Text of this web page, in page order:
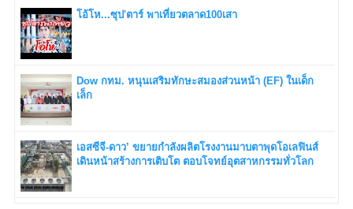
โอ้โห...ซุป'ตาร์ พาเที่ยวตลาด100เสา
Dow กทม. หนุนเสริมทักษะสมองส่วนหน้า (EF) ในเด็ก
เล็ก
เอสซีจี-ดาว’ ขยายกำลังผลิตโรงงานมาบตาพุดโอเลฟินส์
เดินหน้าสร้างการเติบโต ตอบโจทย์อุตสาหกรรมทั่วโลก